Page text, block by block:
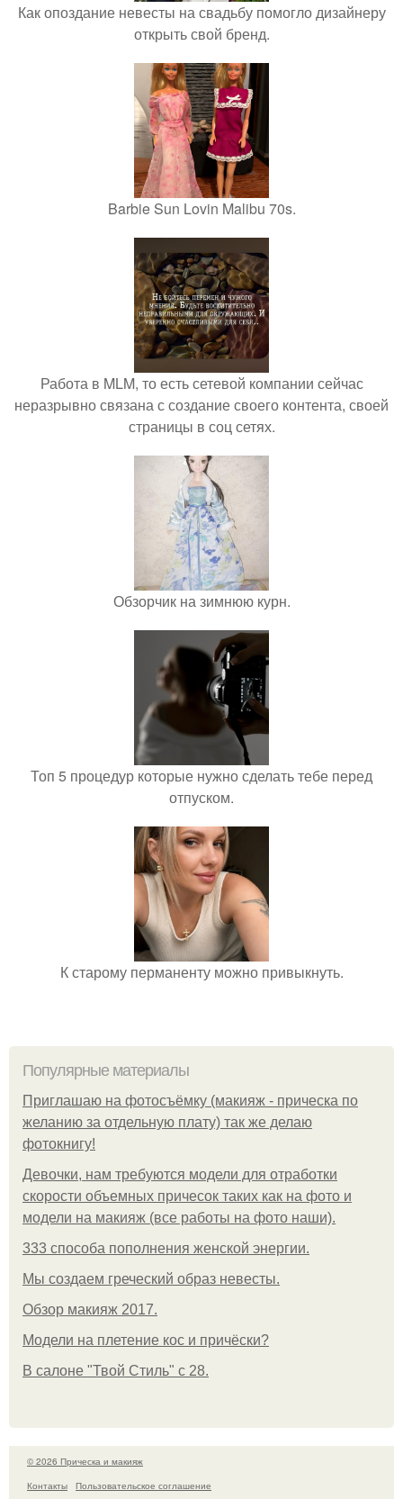
Как опоздание невесты на свадьбу помогло дизайнеру
открыть свой бренд.
Barbie Sun Lovin Malibu 70s.
Работа в MLM, то есть сетевой компании сейчас
неразрывно связана с создание своего контента, своей
страницы в соц сетях.
Обзорчик на зимнюю курн.
Топ 5 процедур которые нужно сделать тебе перед
отпуском.
К старому перманенту можно привыкнуть.
Популярные материалы
Приглашаю на фотосъёмку (макияж - прическа по
желанию за отдельную плату) так же делаю
фотокнигу!
Девочки, нам требуются модели для отработки
скорости объемных причесок таких как на фото и
модели на макияж (все работы на фото наши).
333 способа пополнения женской энергии.
Мы создаем греческий образ невесты.
Обзор макияж 2017.
Модели на плетение кос и причёски?
В салоне "Твой Стиль" с 28.
© 2026 Прическа и макияж
Контакты
Пользовательское соглашение